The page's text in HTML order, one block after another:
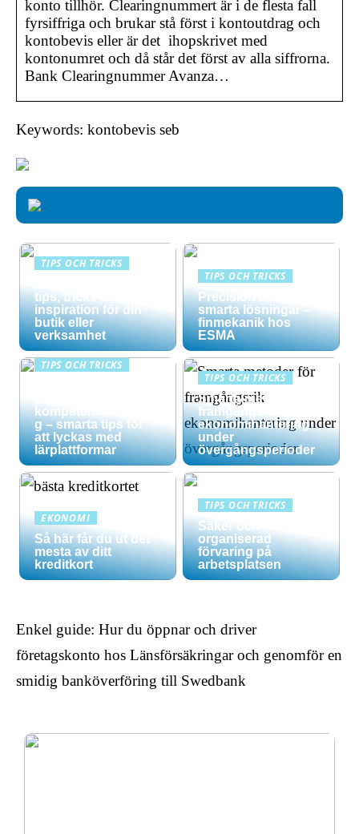
konto tillhör. Clearingnummert är i de flesta fall
fyrsiffriga och brukar stå först i kontoutdrag och
kontobevis eller är det ihopskrivet med
kontonumret och då står det först av alla siffrorna.
Bank Clearingnummer Avanza…
Keywords: kontobevis seb
TIPS OCH TRICKS
tips, tricks och
inspiration för din
butik eller
verksamhet
TIPS OCH TRICKS
Precision möter
smarta lösningar –
finmekanik hos
ESMA
TIPS OCH TRICKS
kompetensutvecklin
g – smarta tips för
att lyckas med
lärplattformar
TIPS OCH TRICKS
Smarta metoder för
framgångsrik
ekonomihantering
under
övergångsperioder
EKONOMI
Så här får du ut det
mesta av ditt
kreditkort
TIPS OCH TRICKS
Säker och
organiserad
förvaring på
arbetsplatsen
Enkel guide: Hur du öppnar och driver
företagskonto hos Länsförsäkringar och genomför en
smidig banköverföring till Swedbank